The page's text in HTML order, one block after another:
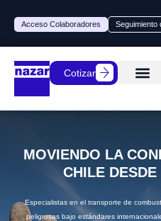
Acceso Colaboradores Seguimiento
Cotizar
MOVIENDO LA
CHILE DESDE
Especialistas en el transporte de
peligrosas bajo estándares